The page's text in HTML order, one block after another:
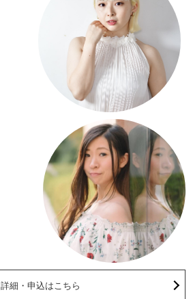
詳細・申込はこちら